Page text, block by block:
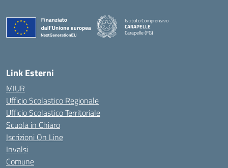
Istituto Comprensivo
CARAPELLE
Carapelle (FG)
— Visita la pagina iniziale della scuola
Link Esterni
MIUR
Ufficio Scolastico Regionale
Ufficio Scolastico Territoriale
Scuola in Chiaro
Iscrizioni On Line
Invalsi
Comune